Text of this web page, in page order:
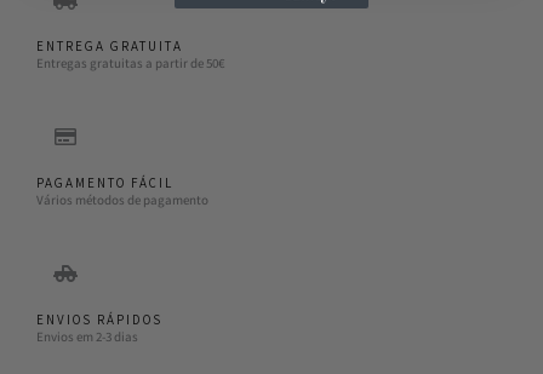
ENTREGA GRATUITA
Entregas gratuitas a partir de 50€
PAGAMENTO FÁCIL
Vários métodos de pagamento
ENVIOS RÁPIDOS
Envios em 2-3 dias